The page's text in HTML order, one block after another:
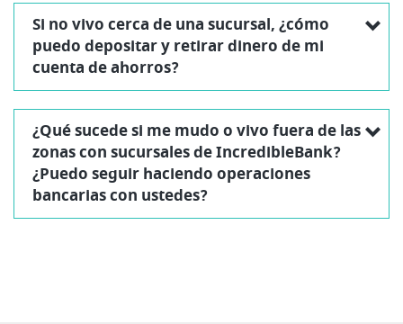
Si no vivo cerca de una sucursal, ¿cómo
puedo depositar y retirar dinero de mi
cuenta de ahorros?
¿Qué sucede si me mudo o vivo fuera de las
zonas con sucursales de IncredibleBank?
¿Puedo seguir haciendo operaciones
bancarias con ustedes?